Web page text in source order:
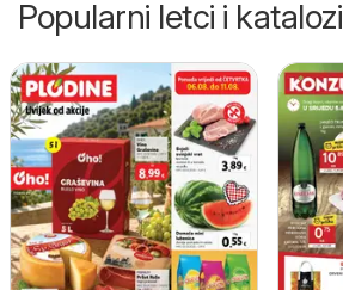
Popularni letci i katalozi